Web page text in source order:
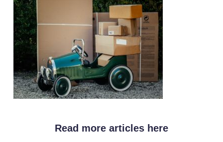
Read more articles here